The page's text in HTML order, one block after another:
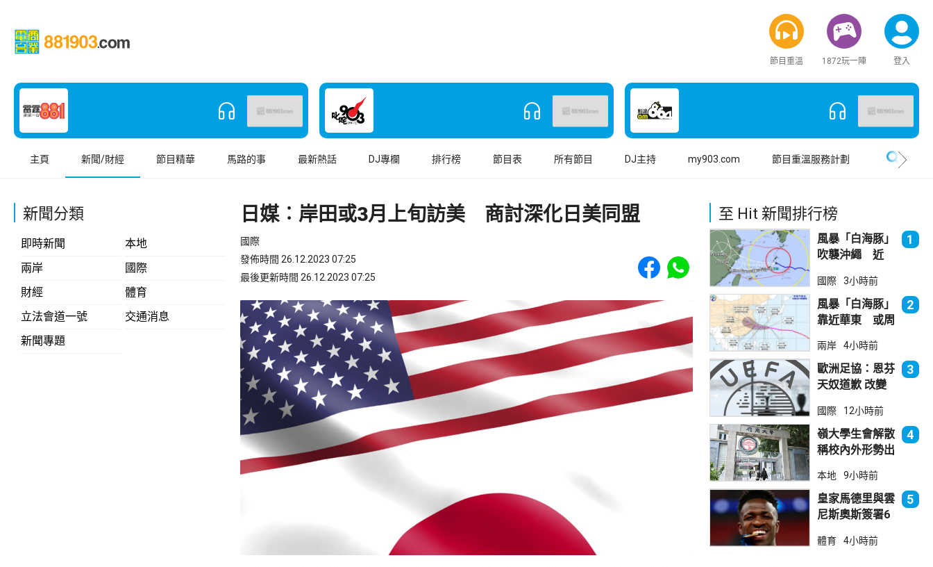
節目重溫 1872玩一陣 登入
主頁 新聞/財經 節目精華 馬路的事 最新熱話 DJ專欄 排行榜 節目表 所有節目 DJ主持 my903.com 節目重溫服務計劃
新聞分類
即時新聞
本地
兩岸
國際
財經
體育
立法會道一號
交通消息
新聞專題
日媒︰岸田或3月上旬訪美 商討深化日美同盟
國際
發佈時間 26.12.2023 07:25
最後更新時間 26.12.2023 07:25
Share to Facebook
Share to WhatsApp
至 Hit 新聞排行榜
風暴「白海豚」
吹襲沖繩 近
1
國際 3小時前
風暴「白海豚」
靠近華東 或周
2
兩岸 4小時前
歐洲足協：恩芬
天奴道歉 改變
立場
3
國際 12小時前
嶺大學生會解散
稱校內外形勢出
4
本地 9小時前
皇家馬德里與雲
尼斯奧斯簽署6
5
體育 4小時前